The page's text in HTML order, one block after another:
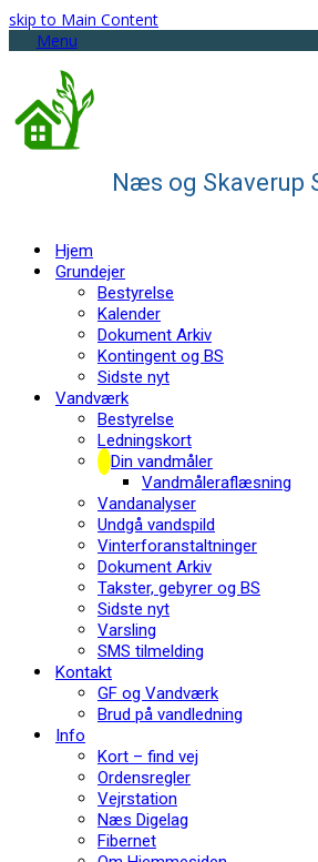
skip to Main Content
Menu
Næs og Skaverup
Hjem
Grundejer
Bestyrelse
Kalender
Dokument Arkiv
Kontingent og BS
Sidste nyt
Vandværk
Bestyrelse
Ledningskort
Din vandmåler
Vandmåleraflæsning
Vandanalyser
Undgå vandspild
Vinterforanstaltninger
Dokument Arkiv
Takster, gebyrer og BS
Sidste nyt
Varsling
SMS tilmelding
Kontakt
GF og Vandværk
Brud på vandledning
Info
Kort – find vej
Ordensregler
Vejrstation
Næs Digelag
Fibernet